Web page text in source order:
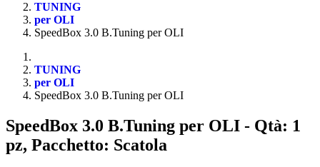
TUNING
per OLI
SpeedBox 3.0 B.Tuning per OLI
TUNING
per OLI
SpeedBox 3.0 B.Tuning per OLI
SpeedBox 3.0 B.Tuning per OLI - Qtà: 1
pz, Pacchetto: Scatola